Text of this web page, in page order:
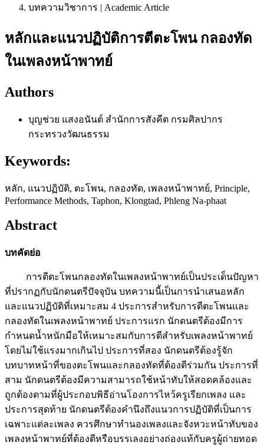
บทความวิชาการ | Academic Article
หลักและแนวปฏิบัติการตีตะโพน กลองทัด
ในเพลงหน้าพาทย์
Authors
บุญช่วย แสงอนันต์ สำนักการสังคีต กรมศิลปากร
กระทรวงวัฒนธรรม
Keywords:
หลัก, แนวปฏิบัติ, ตะโพน, กลองทัด, เพลงหน้าพาทย์, Principle,
Performance Methods, Taphon, Klongtad, Phleng Na-phaat
Abstract
บทคัดย่อ
การตีตะโพนกลองทัดในเพลงหน้าพาทย์เป็นประเด็นปัญหา
ที่ปรากฏกับนักดนตรีปัจจุบัน บทความนี้เป็นการนำเสนอหลัก
และแนวปฏิบัติที่เหมาะสม 4 ประการสำหรับการตีตะโพนและ
กลองทัดในเพลงหน้าพาทย์ ประการแรก นักดนตรีต้องมีการ
กำหนดน้ำหนักมือให้เหมาะสมกับการตีสำหรับเพลงหน้าพาทย์
โดยไม่ใช้แรงมากเกินไป ประการที่สอง นักดนตรีต้องรู้จัก
บทบาทหน้าที่ของตะโพนและกลองทัดที่ต้องตีร่วมกัน ประการที่
สาม นักดนตรีต้องมีความสามารถใช้หน้าทับให้สอดคล้องและ
ถูกต้องตามที่ผู้ประกอบพิธีอ่านโองการไหว้ครูเรียกเพลง และ
ประการสุดท้าย นักดนตรีต้องคำนึงถึงแนวการปฏิบัติที่เป็นการ
เฉพาะแต่ละเพลง ควรศึกษาทำนองเพลงและจังหวะหน้าทับของ
เพลงหน้าพาทย์ที่ต้องตีหรือบรรเลงอย่างถ่องแท้กับครูผู้ถ่ายทอด